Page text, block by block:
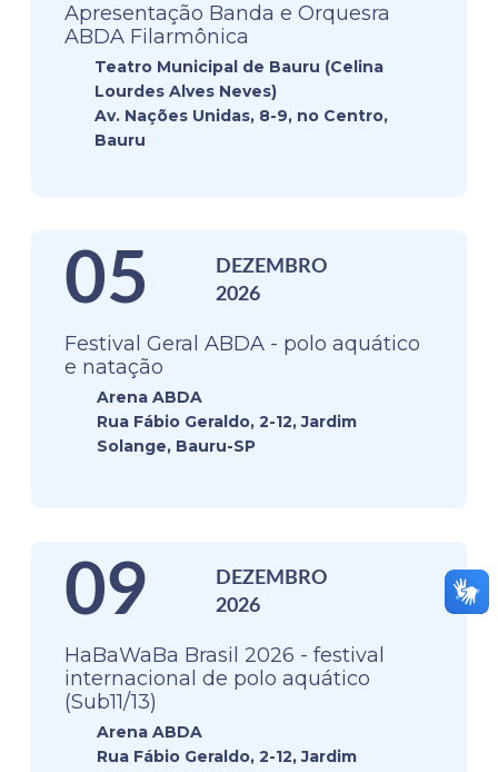
Apresentação Banda e Orquesra
ABDA Filarmônica
Teatro Municipal de Bauru (Celina
Lourdes Alves Neves)
Av. Nações Unidas, 8-9, no Centro,
Bauru
05
DEZEMBRO
2026
Festival Geral ABDA - polo aquático
e natação
Arena ABDA
Rua Fábio Geraldo, 2-12, Jardim
Solange, Bauru-SP
09
DEZEMBRO
2026
HaBaWaBa Brasil 2026 - festival
internacional de polo aquático
(Sub11/13)
Arena ABDA
Rua Fábio Geraldo, 2-12, Jardim